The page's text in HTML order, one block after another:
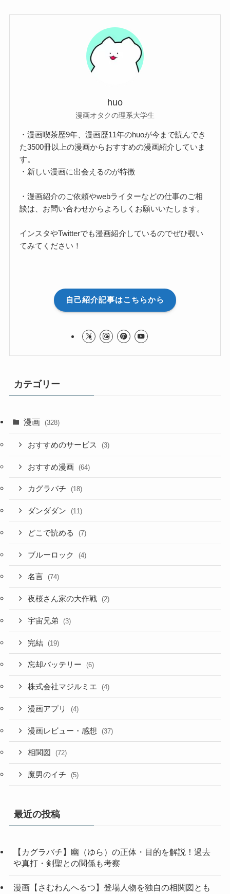
huo
漫画オタクの理系大学生
・漫画喫茶歴9年、漫画歴11年のhuoが今まで読んでき
た3500冊以上の漫画からおすすめの漫画紹介していま
す。
・新しい漫画に出会えるのが特徴
・漫画紹介のご依頼やwebライターなどの仕事のご相
談は、お問い合わせからよろしくお願いいたします。
インスタやTwitterでも漫画紹介しているのでぜひ覗い
てみてください！
自己紹介記事はこちらから
カテゴリー
漫画 (328)
おすすめのサービス (3)
おすすめ漫画 (64)
カグラバチ (18)
ダンダダン (11)
どこで読める (7)
ブルーロック (4)
名言 (74)
夜桜さん家の大作戦 (2)
宇宙兄弟 (3)
完結 (19)
忘却バッテリー (6)
株式会社マジルミエ (4)
漫画アプリ (4)
漫画レビュー・感想 (37)
相関図 (72)
魔男のイチ (5)
最近の投稿
【カグラバチ】幽（ゆら）の正体・目的を解説！過去
や真打・剣聖との関係も考察
漫画【さむわんへるつ】登場人物を独自の相関図とも